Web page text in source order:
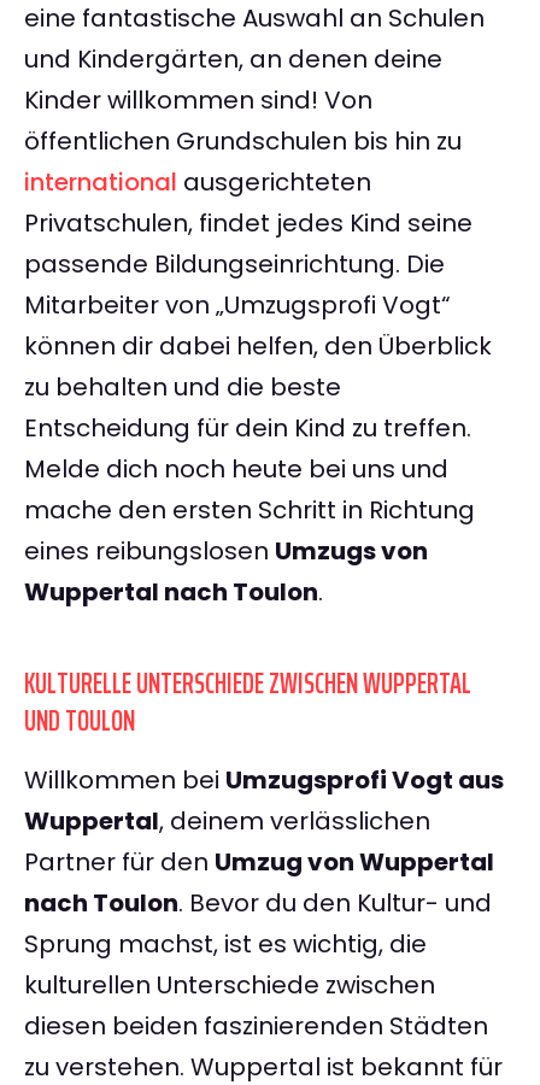
eine fantastische Auswahl an Schulen
und Kindergärten, an denen deine
Kinder willkommen sind! Von
öffentlichen Grundschulen bis hin zu
international ausgerichteten
Privatschulen, findet jedes Kind seine
passende Bildungseinrichtung. Die
Mitarbeiter von „Umzugsprofi Vogt“
können dir dabei helfen, den Überblick
zu behalten und die beste
Entscheidung für dein Kind zu treffen.
Melde dich noch heute bei uns und
mache den ersten Schritt in Richtung
eines reibungslosen Umzugs von
Wuppertal nach Toulon.
KULTURELLE UNTERSCHIEDE ZWISCHEN WUPPERTAL
UND TOULON
Willkommen bei Umzugsprofi Vogt aus
Wuppertal, deinem verlässlichen
Partner für den Umzug von Wuppertal
nach Toulon. Bevor du den Kultur- und
Sprung machst, ist es wichtig, die
kulturellen Unterschiede zwischen
diesen beiden faszinierenden Städten
zu verstehen. Wuppertal ist bekannt für